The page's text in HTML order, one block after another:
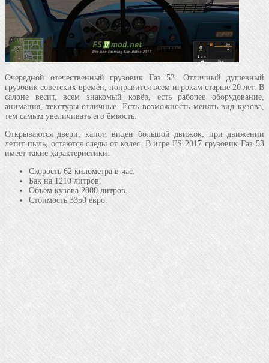
Очередной отечественный грузовик Газ 53. Отличный душевный
грузовик советских времён, понравится всем игрокам старше 20 лет. В
салоне весит, всем знакомый ковёр, есть рабочее оборудование,
анимация, текстуры отличные. Есть возможность менять вид кузова,
тем самым увеличивать его ёмкость.
Открываются двери, капот, виден большой движок, при движении
летит пыль, остаются следы от колес. В игре FS 2017 грузовик Газ 53
имеет такие характеристики:
Скорость 62 километра в час.
Бак на 1210 литров.
Объём кузова 2000 литров.
Стоимость 3350 евро.